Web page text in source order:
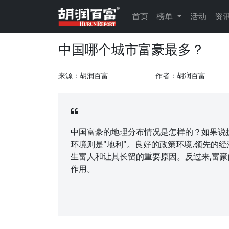
首页 榜单 活动 资
中国哪个城市富豪最多？
来源：胡润百富 作者：胡润百富
中国富豪的地理分布情况是怎样的？如果
环境则是"地利"。良好的政策环境,领先的
生富人和让其长留的重要原因。反过来,富
作用。